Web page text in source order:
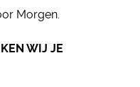
Morgen.
WIJ JE